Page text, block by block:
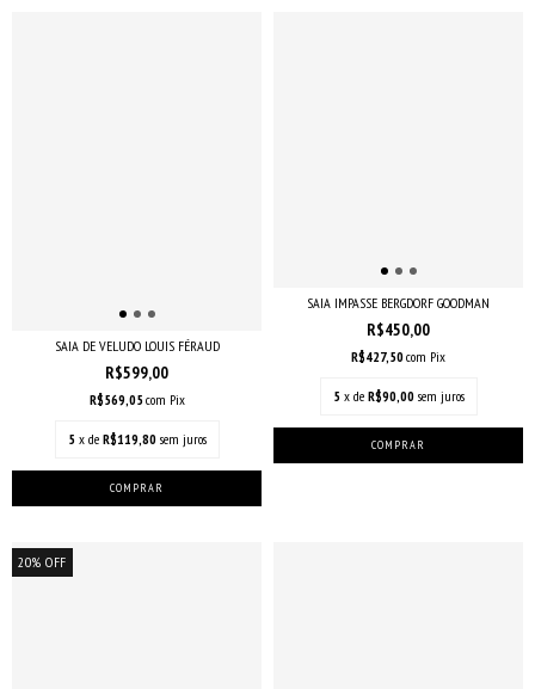
SAIA DE VELUDO LOUIS FÉRAUD
R$599,00
R$569,05com Pix
5 x de R$119,80 sem juros
SAIA IMPASSE BERGDORF GOODMAN
R$450,00
R$427,50com Pix
5 x de R$90,00 sem juros
20% OFF